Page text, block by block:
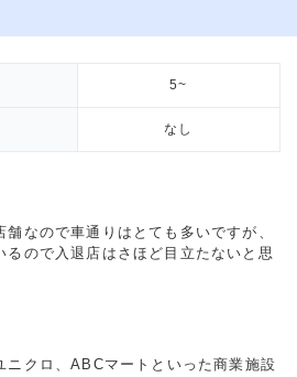
5~
なし
なので車通りはとても多いですが、
るので入退店はさほど目立たないと思
ニクロ、ABCマートといった商業施設